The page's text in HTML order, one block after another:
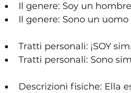
Il genere: Soy un
Il genere: Sono un
Tratti personali: ¡SOY
Tratti personali: Sono
Descrizioni fisiche: Ella